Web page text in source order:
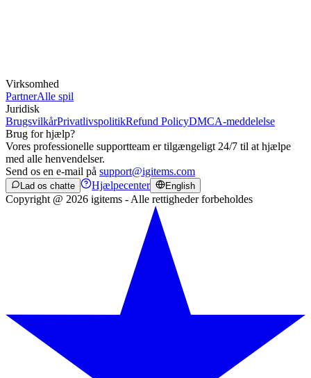
Virksomhed
PartnerAlle spil
Juridisk
BrugsvilkårPrivatlivspolitikRefund PolicyDMCA-meddelelse
Brug for hjælp?
Vores professionelle supportteam er tilgængeligt 24/7 til at hjælpe
med alle henvendelser.
Send os en e-mail på support@igitems.com
Lad os chatte Hjælpecenter English
Copyright @ 2026 igitems - Alle rettigheder forbeholdes